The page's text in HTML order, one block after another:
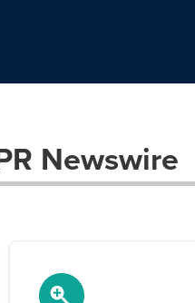
Newswire